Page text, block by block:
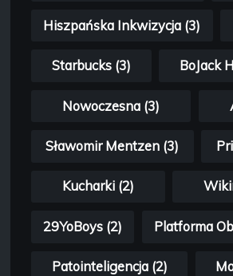
Hiszpańska Inkwizycja (3)
Starbucks (3) BoJack
Nowoczesna (3)
Sławomir Mentzen (3)
Kucharki (2)
29YoBoys (2) Platforma
Patointeligencja (2)